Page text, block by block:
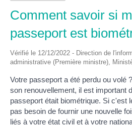
Comment savoir si
passeport est
Vérifié le 12/12/2022 - Direction de
administrative (Première ministre),
Votre passeport a été perdu ou volé
son renouvellement, il est important
passeport était biométrique. Si c'est
pas besoin de fournir une nouvelle
liés à votre état civil et à votre